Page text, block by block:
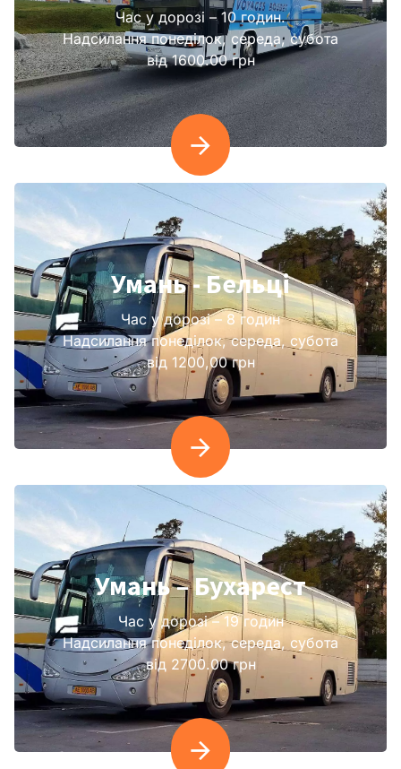
Час у дорозі – 10 годин.
Надсилання понеділок, середа, субота
від 1600.00 грн
Умань - Бельці
Час у дорозі – 8 годин
Надсилання понеділок, середа, субота
від 1200,00 грн
Умань – Бухарест
Час у дорозі – 19 годин
Надсилання понеділок, середа, субота
від 2700.00 грн